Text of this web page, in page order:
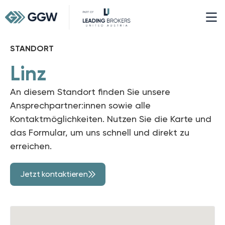
STANDORT
Linz
An diesem Standort finden Sie unsere
Ansprechpartner:innen sowie alle
Kontaktmöglichkeiten. Nutzen Sie die Karte und
das Formular, um uns schnell und direkt zu
erreichen.
Jetzt kontaktieren